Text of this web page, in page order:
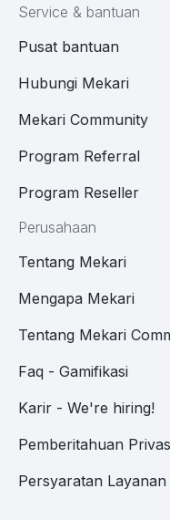
Service & bantuan
Pusat bantuan
Hubungi Mekari
Mekari Community
Program Referral
Program Reseller
Perusahaan
Tentang Mekari
Mengapa Mekari
Tentang Mekari
Faq - Gamifikasi
Karir - We're hiring!
Pemberitahuan
Persyaratan Layanan